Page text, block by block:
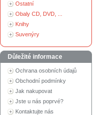
Ostatní
Obaly CD, DVD, ...
Knihy
Suvenýry
Důležité informace
Ochrana osobních údajů
Obchodní podmínky
Jak nakupovat
Jste u nás poprvé?
Kontaktujte nás